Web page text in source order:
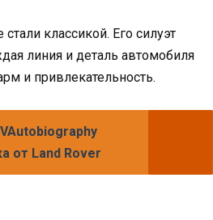
классикой. Его силуэт
линия и деталь автомобиля
и привлекательность.
от Land Rover